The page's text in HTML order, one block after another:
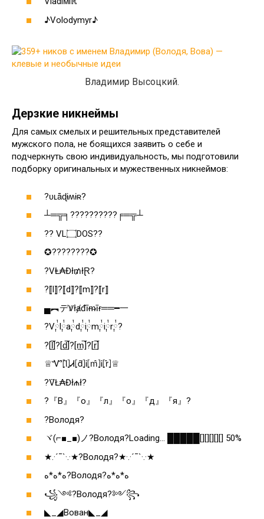
♪Volodymyr♪
Владимир Высоцкий.
Дерзкие никнеймы
Для самых смелых и решительных представителей
мужского пола, не боящихся заявить о себе и
подчеркнуть свою индивидуальность, мы подготовили
подборку оригинальных и мужественных никнеймов:
?ʋʟǟɖɨʍɨʀ?
┴═╦╕??????????╒═╦┴
?? VL۝DOS??
✪????????✪
?VⱠ₳Đł₥łⱤ?
?⟦l⟧?⟦d⟧?⟦m⟧?⟦r⟧
▄︻デꝞłⱥđīᵯīɍ══━一
?V༙྇l༙྇a༙྇d༙྇i༙྇m༙྇i༙྇r༙྇?
?[l̲̅]?[d̲̅]?[m̲̅]?[r̲̅]
♕Ꮙ⦏l̂⦎Ꮧ⦏d̂⦎Ꭵ⦏m̂⦎Ꭵ⦏r̂⦎♕
?ṼŁ₳Đł₼ł₹?
?『В』『о』『л』『о』『д』『я』?
?Володя?
ヾ(⌐■_■)ノ?Володя?Loading… █████[][][][][] 50%
★.·´¯`·.·★?Володя?★·.·´¯`·.·★
ﻩ*ﻩ*ﻩ?Володя?ﻩ*ﻩ*ﻩ
꧁༺?Володя?༻꧂
◣_◢Вован◣_◢